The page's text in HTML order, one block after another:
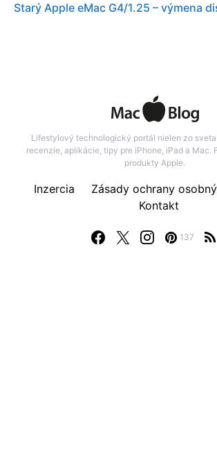
Starý Apple eMac G4/1.25 – výmena
Lifestylový technologický portál nielen zo sveta
recenzie, aplikácie, tipy pre iPhone, iPad a Mac.
produkty Apple.
137
Inzercia
Zásady ochrany
Kontakt